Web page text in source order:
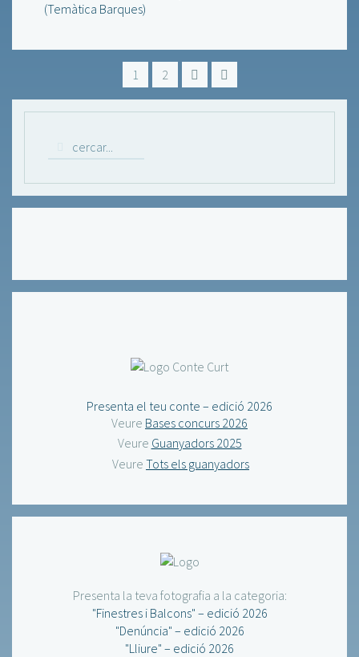
(Temàtica Barques)
1 2
Presenta el teu conte – edició 2026
Veure Bases concurs 2026
Veure Guanyadors 2025
Veure Tots els guanyadors
Presenta la teva fotografia a la categoria:
"Finestres i Balcons" – edició 2026
"Denúncia" – edició 2026
"Lliure" – edició 2026